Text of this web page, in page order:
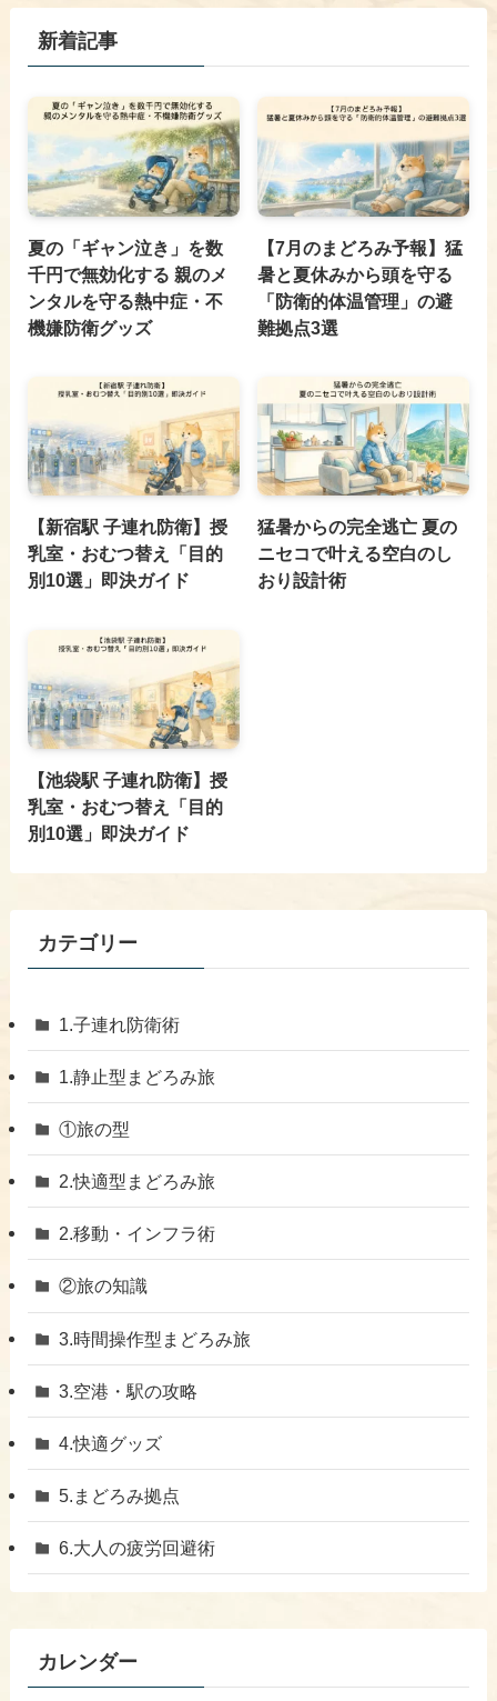
新着記事
夏の「ギャン泣き」を数
千円で無効化する 親のメ
ンタルを守る熱中症・不
機嫌防衛グッズ
【7月のまどろみ予報】猛
暑と夏休みから頭を守る
「防衛的体温管理」の避
難拠点3選
【新宿駅 子連れ防衛】授
乳室・おむつ替え「目的
別10選」即決ガイド
猛暑からの完全逃亡 夏の
ニセコで叶える空白のし
おり設計術
【池袋駅 子連れ防衛】授
乳室・おむつ替え「目的
別10選」即決ガイド
カテゴリー
1.子連れ防衛術
1.静止型まどろみ旅
①旅の型
2.快適型まどろみ旅
​2.移動・インフラ術
②旅の知識
3.時間操作型まどろみ旅
​3.空港・駅の攻略
​4.快適グッズ
​5.まどろみ拠点
6.大人の疲労回避術
カレンダー